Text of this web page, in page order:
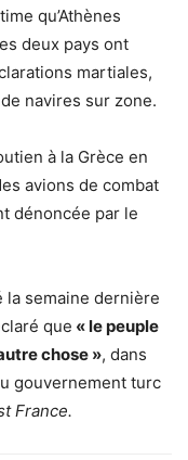
qu’Athènes
deux pays ont
martiales,
navires sur zone.
à la Grèce en
avions de combat
dénoncée par le
la semaine dernière
que « le peuple
chose », dans
gouvernement turc
France.